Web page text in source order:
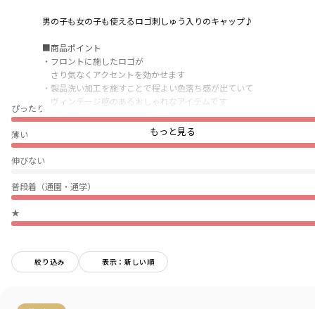
ぴったり
薄い
伸びない
普段着（通園・通学）
★
絞り込み 表示：新しい順
男の子も女の子も使えるロゴ刺しゅう入りのキャップ♪
■商品ポイント
・フロントに施したロゴが
さり気なくアクセントを効かせます
・製品洗い加工を施すことで程よい色落ち感が出ていて
ヴィンテージ感のあるおしゃれなアイテムです
・季節に関係なく、一年中ご使用いただけます
・マジックテープの仕様になっているので頭回りの調節が可能です
Lサイズ：54～56センチ
※Lサイズのみあご紐のゴムが無い仕様です
-----
ブランド ／branshes
カラー
もっと見る